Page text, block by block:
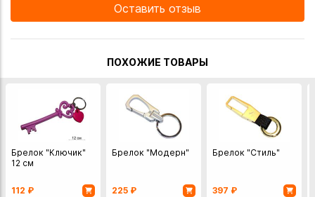
Оставить отзыв
ПОХОЖИЕ ТОВАРЫ
Брелок "Ключик"
12 см
112 ₽
Брелок "Модерн"
225 ₽
Брелок "Стиль"
397 ₽